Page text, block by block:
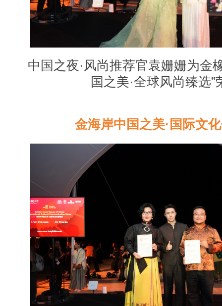
中国之夜·风尚推荐官袁姗姗为金
国之美·全球风尚臻选”
金海岸中国之美·国际文